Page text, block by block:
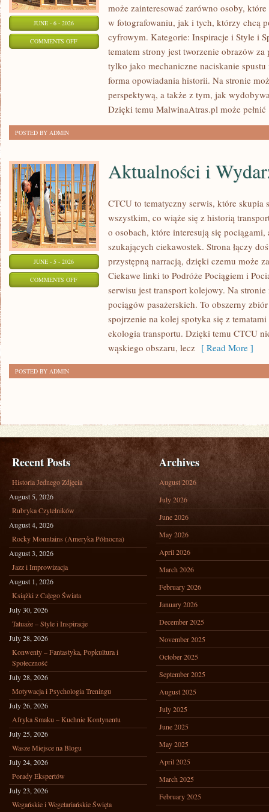
JUNE - 6 - 2026
COMMENTS OFFON
INSPIRACJE
może zainteresować zarówno osoby,
w fotografowaniu, jak i tych, którzy chcą
cyfrowym. Kategorie: Inspiracje i Style i
tematem strony jest tworzenie obrazów
tylko jako mechaniczne naciskanie
forma opowiadania historii. Na stronie
perspektywą, a także z tym, jak
Dzięki temu MalwinaAtras.pl może pełnić
POSTED BY ADMIN
JUNE - 5 - 2026
COMMENTS OFFON
AKTUALNOŚCI
WYDARZENIA
Aktualności i
CTCU to tematyczny serwis, które skupia
wszystkim, co wiąże się z historią
o osobach, które interesują się
szukających ciekawostek. Strona łączy
przystępną narracją, dzięki czemu może
Ciekawe linki to Podróże Pociągiem i
serwisu jest transport kolejowy. Na
pociągów pasażerskich. To obszerny
spojrzenie na kolej spotyka się z
ekologia transportu. Dzięki temu CTCU
wąskiego obszaru, lecz [ Read More ]
POSTED BY ADMIN
Recent Posts
Historia Jednego Zdjęcia
August 5, 2026
Rubryka Czytelników
August 4, 2026
Rocky Mountains (Ameryka Północna)
August 3, 2026
Jazz i Improwizacja
August 1, 2026
Książki z Całego Świata
July 30, 2026
Tatuaże – Style i Inspiracje
July 28, 2026
Konwenty – Fantastyka, Popkultura i
Społeczność
July 28, 2026
Motywacja i Psychologia Treningu
July 26, 2026
Afryka Smaku – Kuchnie Kontynentu
July 25, 2026
Wasze Miejsce na Blogu
July 24, 2026
Porady Ekspertów
July 23, 2026
Wegańskie i Wegetariańskie Święta
Archives
August 2026
July 2026
June 2026
May 2026
April 2026
March 2026
February 2026
January 2026
December 2025
November 2025
October 2025
September 2025
August 2025
July 2025
June 2025
May 2025
April 2025
March 2025
February 2025